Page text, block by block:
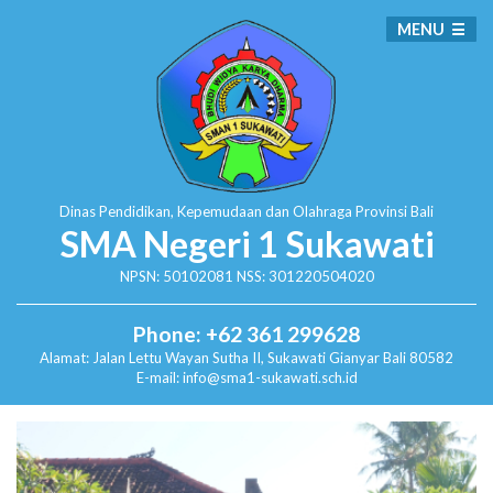
Dinas Pendidikan, Kepemudaan dan Olahraga Provinsi Bali
SMA Negeri 1 Sukawati
NPSN: 50102081 NSS: 301220504020
Phone: +62 361 299628
Alamat: Jalan Lettu Wayan Sutha II, SukawatiGianyar Bali 80582
E-mail: info@sma1-sukawati.sch.id
MENU